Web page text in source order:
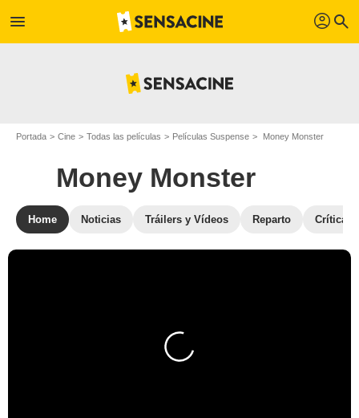
menu profil search
Portada Cine Todas las películas Películas Suspense Money Monster
Money Monster
Home Noticias Tráilers y Vídeos Reparto Críticas